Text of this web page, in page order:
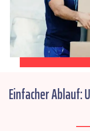
Einfacher Ablauf: